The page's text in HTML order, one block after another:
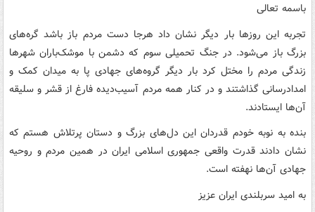
باسمه تعالی
تجربه این روزها بار دیگر نشان داد هرجا دست مردم باز باشد گره‌های
بزرگ باز می‌شود. در جنگ تحمیلی سوم که دشمن با موشک‌باران شهرها
زندگی مردم را مختل کرد بار دیگر گروه‌های جهادی پا به میدان کمک و
امدادرسانی گذاشتند و در کنار همه مردم آسیب‌دیده فارغ از قشر و سلیقه
آن‌ها ایستادند.
بنده به نوبه خودم قدردان این دل‌های بزرگ و دستان پرتلاش هستم که
نشان دادند قدرت واقعی جمهوری اسلامی ایران در همین مردم و روحیه
جهادی آن‌ها نهفته است.
به امید سربلندی ایران عزیز